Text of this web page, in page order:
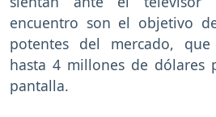
encuentro son el objetivo
potentes del mercado,
hasta 4 millones de dólares
pantalla.